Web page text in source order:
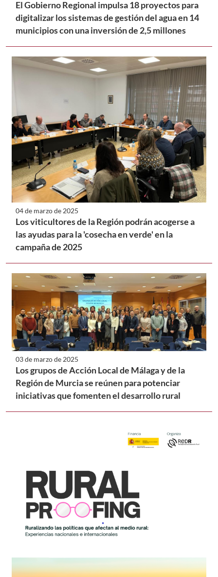
El Gobierno Regional impulsa 18 proyectos para
digitalizar los sistemas de gestión del agua en 14
municipios con una inversión de 2,5 millones
04 de marzo de 2025
Los viticultores de la Región podrán acogerse a
las ayudas para la 'cosecha en verde' en la
campaña de 2025
03 de marzo de 2025
Los grupos de Acción Local de Málaga y de la
Región de Murcia se reúnen para potenciar
iniciativas que fomenten el desarrollo rural